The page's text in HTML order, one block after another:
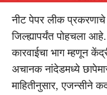
नीट पेपर लीक प्रकरणाचे
जिल्ह्यापर्यंत पोहचला
कारवाईचा भाग म्हणून
अचानक नांदेडमध्ये
माहितीनुसार, एजन्सीने